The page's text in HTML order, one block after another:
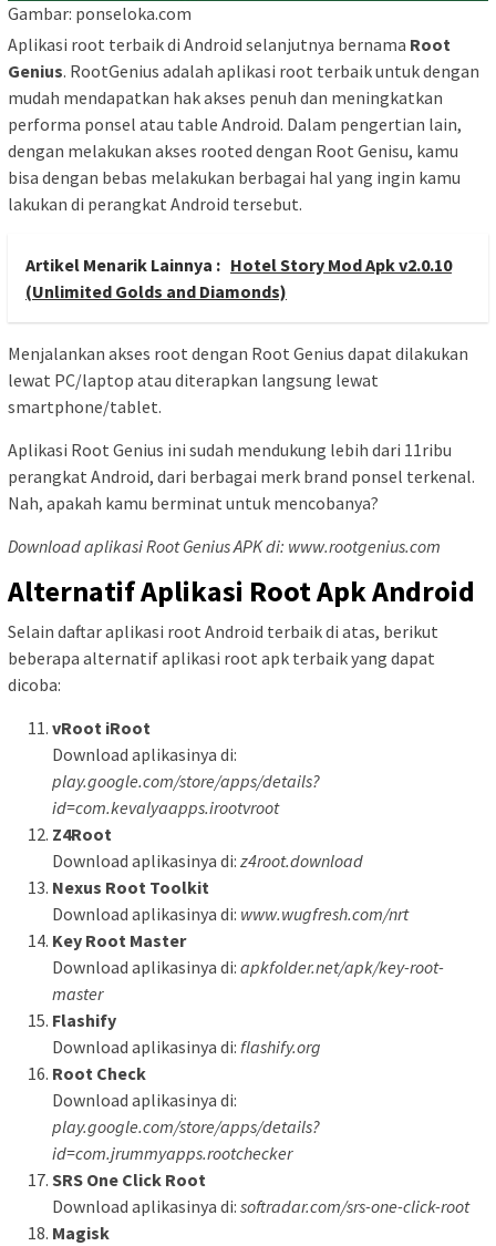
Gambar: ponseloka.com
Aplikasi root terbaik di Android selanjutnya bernama Root
Genius. RootGenius adalah aplikasi root terbaik untuk dengan
mudah mendapatkan hak akses penuh dan meningkatkan
performa ponsel atau table Android. Dalam pengertian lain,
dengan melakukan akses rooted dengan Root Genisu, kamu
bisa dengan bebas melakukan berbagai hal yang ingin kamu
lakukan di perangkat Android tersebut.
Artikel Menarik Lainnya : Hotel Story Mod Apk v2.0.10
(Unlimited Golds and Diamonds)
Menjalankan akses root dengan Root Genius dapat dilakukan
lewat PC/laptop atau diterapkan langsung lewat
smartphone/tablet.
Aplikasi Root Genius ini sudah mendukung lebih dari 11ribu
perangkat Android, dari berbagai merk brand ponsel terkenal.
Nah, apakah kamu berminat untuk mencobanya?
Download aplikasi Root Genius APK di: www.rootgenius.com
Alternatif Aplikasi Root Apk Android
Selain daftar aplikasi root Android terbaik di atas, berikut
beberapa alternatif aplikasi root apk terbaik yang dapat
dicoba:
vRoot iRoot
Download aplikasinya di:
play.google.com/store/apps/details?
id=com.kevalyaapps.irootvroot
Z4Root
Download aplikasinya di: z4root.download
Nexus Root Toolkit
Download aplikasinya di: www.wugfresh.com/nrt
Key Root Master
Download aplikasinya di: apkfolder.net/apk/key-root-
master
Flashify
Download aplikasinya di: flashify.org
Root Check
Download aplikasinya di:
play.google.com/store/apps/details?
id=com.jrummyapps.rootchecker
SRS One Click Root
Download aplikasinya di: softradar.com/srs-one-click-root
Magisk